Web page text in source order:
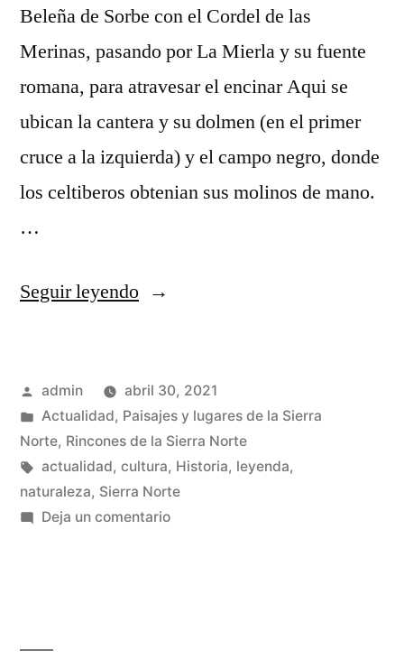
Beleña de Sorbe con el Cordel de las
Merinas, pasando por La Mierla y su fuente
romana, para atravesar el encinar Aqui se
ubican la cantera y su dolmen (en el primer
cruce a la izquierda) y el campo negro, donde
los celtiberos obtenian sus molinos de mano.
…
Seguir leyendo«Un
Publicado
por
admin
abril 30, 2021
Publicado
en
Actualidad, Paisajes y lugares de la Sierra
Norte, Rincones de la Sierra Norte
Etiquetas:
actualidad, cultura, Historia, leyenda,
naturaleza, Sierra Norte
Deja un comentarioen